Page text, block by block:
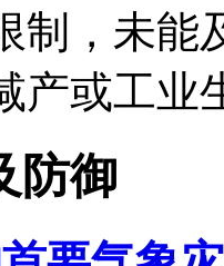
制，未能
产或工业
防御